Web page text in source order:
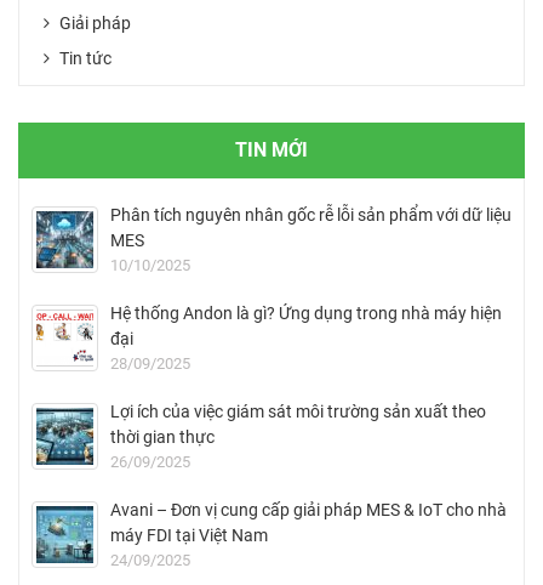
Giải pháp
Tin tức
TIN MỚI
Phân tích nguyên nhân gốc rễ lỗi sản phẩm với dữ liệu
MES
10/10/2025
Hệ thống Andon là gì? Ứng dụng trong nhà máy hiện
đại
28/09/2025
Lợi ích của việc giám sát môi trường sản xuất theo
thời gian thực
26/09/2025
Avani – Đơn vị cung cấp giải pháp MES & IoT cho nhà
máy FDI tại Việt Nam
24/09/2025